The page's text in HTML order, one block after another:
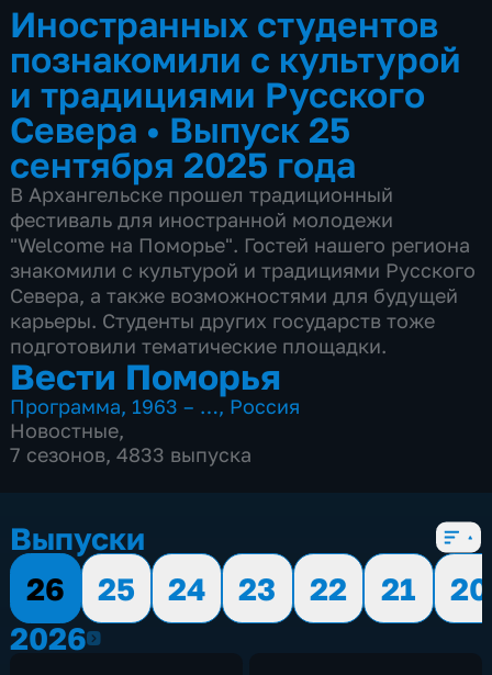
Иностранных студентов
познакомили с культурой
и традициями Русского
Севера • Выпуск 25
сентября 2025 года
В Архангельске прошел традиционный
фестиваль для иностранной молодежи
"Welcome на Поморье". Гостей нашего региона
знакомили с культурой и традициями Русского
Севера, а также возможностями для будущей
карьеры. Студенты других государств тоже
подготовили тематические площадки.
Вести Поморья
Программа, 1963 – …, Россия
Новостные,
7 сезонов, 4833 выпуска
Выпуски
26
25 24 23 22 21
20
20262026